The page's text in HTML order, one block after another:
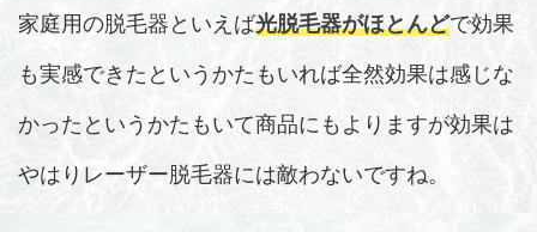
家庭用の脱毛器といえば光脱毛器がほとんどで効果
も実感できたというかたもいれば全然効果は感じな
かったというかたもいて商品にもよりますが効果は
やはりレーザー脱毛器には敵わないですね。